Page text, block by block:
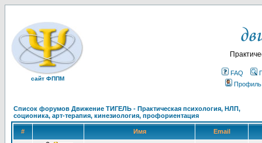
сайт ФППМ
FAQ
Профиль
Список форумов Движение ТИГЕЛЬ - Практическая психология, НЛП,
соционика, арт-терапия, кинезиология, профориентация
# Имя Email